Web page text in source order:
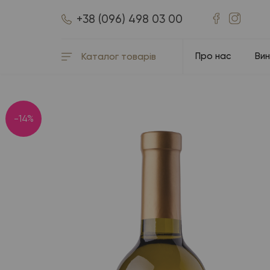
+38 (096) 498 03 00
Каталог товарів Про нас
-14%